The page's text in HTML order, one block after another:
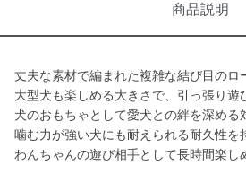
商品説明
丈夫な素材で編まれた複雑な結び目のロ
大型犬も楽しめる大きさで、引っ張り遊
犬のおもちゃとして愛犬との絆を深める
噛む力が強い犬にも耐えられる耐久性を
わんちゃんの遊び相手として長時間楽し